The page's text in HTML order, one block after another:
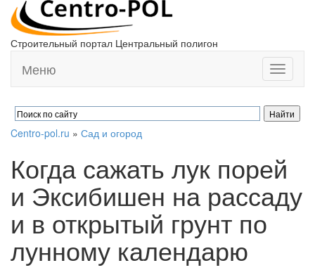
Строительный портал Центральный полигон
Toggle
Меню
Centro-pol.ru » Сад и огород
Когда сажать лук порей
и Эксибишен на рассаду
и в открытый грунт по
лунному календарю